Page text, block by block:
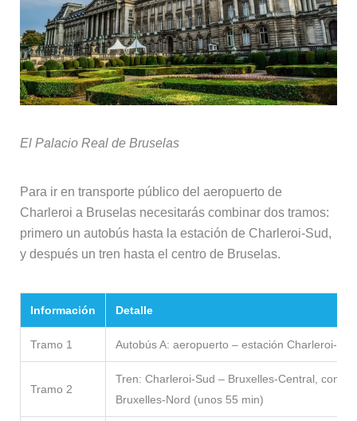
El Palacio Real de Bruselas
Para ir en transporte público del aeropuerto de
Charleroi a Bruselas necesitarás combinar dos tramos:
primero un autobús hasta la estación de Charleroi-Sud,
y después un tren hasta el centro de Bruselas.
Información Detalle
Tramo 1 Autobús A: aeropuerto – estación Charleroi-
Tramo 2
Tren: Charleroi-Sud – Bruxelles-Central, con
Bruxelles-Nord (unos 55 min)